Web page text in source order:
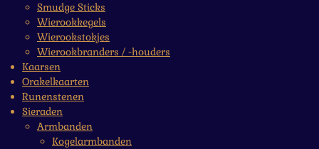
Smudge Sticks
Wierookkegels
Wierookstokjes
Wierookbranders / -houders
Kaarsen
Orakelkaarten
Runenstenen
Sieraden
Armbanden
Kogelarmbanden